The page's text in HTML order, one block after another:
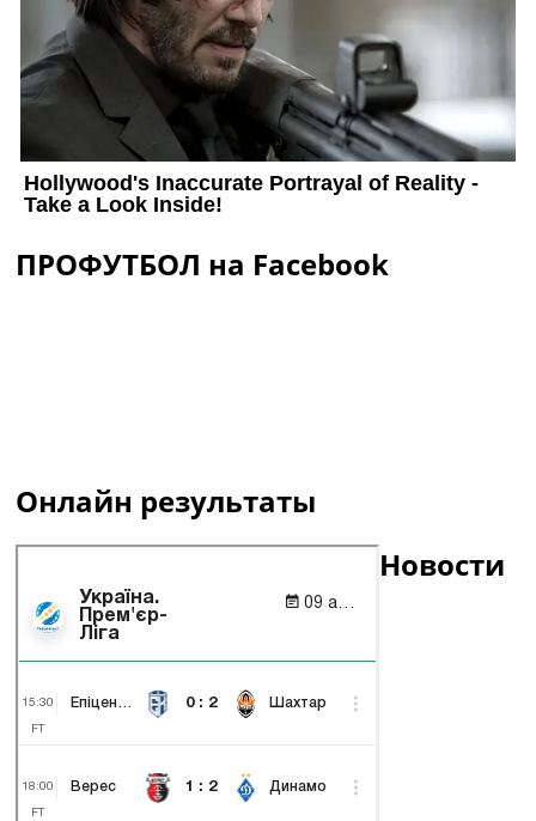
ПРОФУТБОЛ на Facebook
Онлайн результаты
Новости